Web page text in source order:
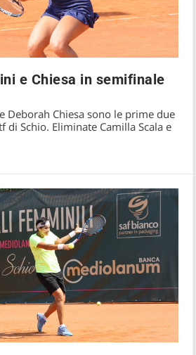
e Chiesa in semifinale
Deborah Chiesa sono le prime due
di Schio. Eliminate Camilla Scala e